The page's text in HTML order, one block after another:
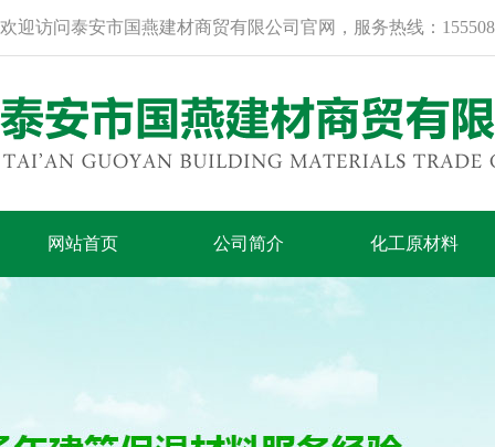
欢迎访问泰安市国燕建材商贸有限公司官网，服务热线：
网站首页 公司简介 化工原材料